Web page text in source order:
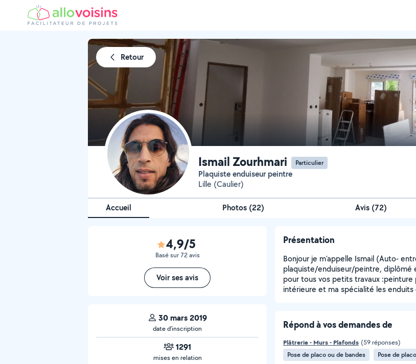
Retour
Ismail Zourhmari Particulier
Plaquiste enduiseur peintre
Lille (Caulier)
Accueil Photos (22) Avis (72)
4,9/5
Basé sur 72 avis
Voir ses avis
30 mars 2019
date d’inscription
1291
mises en relation
Présentation
Bonjour je m'appelle Ismail (Auto-
plaquiste/enduiseur/peintre, diplômé
pour tous vos petits travaux
intérieure et ma spécialité les
Répond à vos demandes de
Plâtrerie - Murs - Plafonds (59 réponses)
Pose de placo ou de bandes
Pose de placo